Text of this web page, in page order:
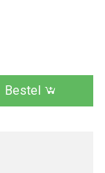
Bestel